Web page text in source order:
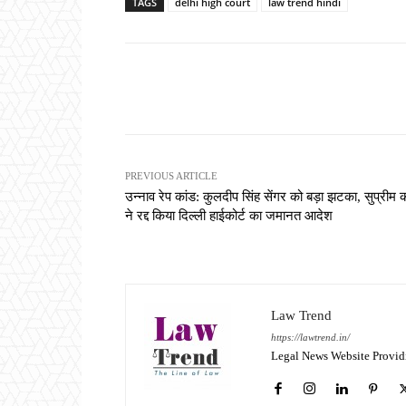
PREVIOUS ARTICLE
उन्नाव रेप कांड: कुलदीप सिंह सेंगर को बड़ा झटका, सुप्रीम
ने रद्द किया दिल्ली हाईकोर्ट का जमानत आदेश
Law Trend
https://lawtrend.in/
Legal News Website